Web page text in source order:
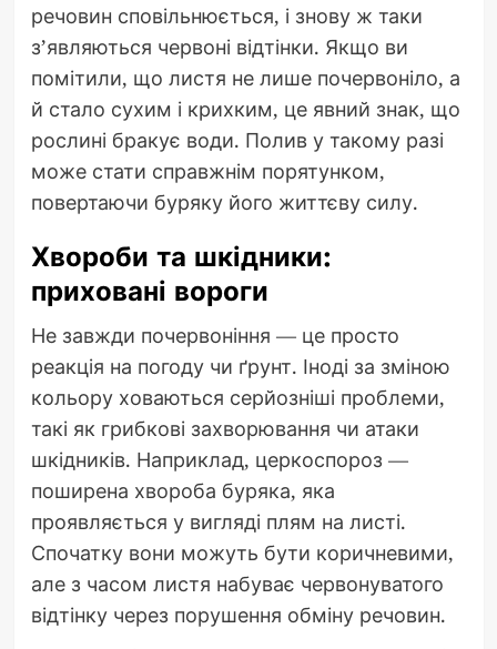
речовин сповільнюється, і знову ж таки
з’являються червоні відтінки. Якщо ви
помітили, що листя не лише почервоніло, а
й стало сухим і крихким, це явний знак, що
рослині бракує води. Полив у такому разі
може стати справжнім порятунком,
повертаючи буряку його життєву силу.
Хвороби та шкідники:
приховані вороги
Не завжди почервоніння — це просто
реакція на погоду чи ґрунт. Іноді за зміною
кольору ховаються серйозніші проблеми,
такі як грибкові захворювання чи атаки
шкідників. Наприклад, церкоспороз —
поширена хвороба буряка, яка
проявляється у вигляді плям на листі.
Спочатку вони можуть бути коричневими,
але з часом листя набуває червонуватого
відтінку через порушення обміну речовин.